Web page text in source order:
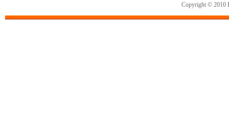
Copyright © 2010